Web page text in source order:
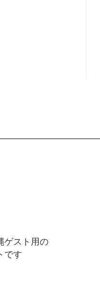
ゲスト用の
です